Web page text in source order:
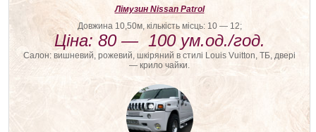
Лімузин Nissan Patrol
Довжина 10,50м, кількість місць: 10 — 12;
Ціна: 80 — 100 ум.од./год.
Салон: вишневий, рожевий, шкіряний в стилі Louis Vuitton, ТБ, двері
— крило чайки.